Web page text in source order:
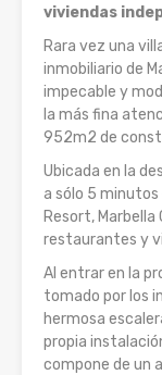
viviendas
Rara vez una
inmobiliario de
impecable y
la más fina
952m2 de
Ubicada en la
a sólo 5
Resort,
restaurantes y
Al entrar en la
tomado por los
hermosa
propia
compone de un